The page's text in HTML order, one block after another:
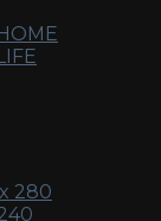
280